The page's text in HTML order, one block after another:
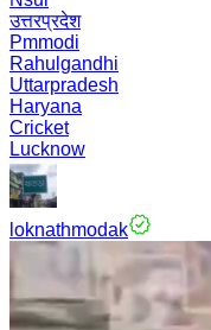
उत्तरप्रदेश
Pmmodi
Rahulgandhi
Uttarpradesh
Haryana
Cricket
Lucknow
loknathmodak